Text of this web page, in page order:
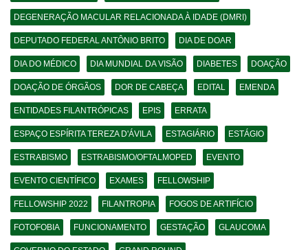
DEGENERAÇÃO MACULAR RELACIONADA À IDADE (DMRI)
DEPUTADO FEDERAL ANTÔNIO BRITO DIA DE DOAR
DIA DO MÉDICO DIA MUNDIAL DA VISÃO DIABETES DOAÇÃO
DOAÇÃO DE ÓRGÃOS DOR DE CABEÇA EDITAL EMENDA
ENTIDADES FILANTRÓPICAS EPIS ERRATA
ESPAÇO ESPÍRITA TEREZA D'ÁVILA ESTAGIÁRIO ESTÁGIO
ESTRABISMO ESTRABISMO/OFTALMOPED EVENTO
EVENTO CIENTÍFICO EXAMES FELLOWSHIP
FELLOWSHIP 2022 FILANTROPIA FOGOS DE ARTIFÍCIO
FOTOFOBIA FUNCIONAMENTO GESTAÇÃO GLAUCOMA